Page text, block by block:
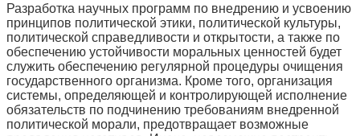
Разработка научных программ по внедрению и усвоению
принципов политической этики, политической культуры,
политической справедливости и открытости, а также по
обеспечению устойчивости моральных ценностей будет
служить обеспечению регулярной процедуры очищения
государственного организма. Кроме того, организация
системы, определяющей и контролирующей исполнение
обязательств по подчинению требованиям внедренной
политической морали, предотвращает возможные